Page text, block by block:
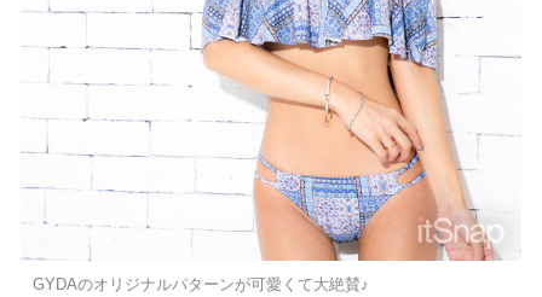
GYDAのオリジナルパターンが可愛くて大絶賛♪